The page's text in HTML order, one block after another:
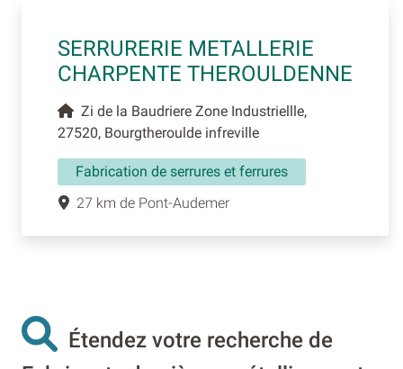
SERRURERIE METALLERIE
CHARPENTE THEROULDENNE
Zi de la Baudriere Zone Industriellle,
27520, Bourgtheroulde infreville
Fabrication de serrures et ferrures
27 km de Pont-Audemer
Étendez votre recherche de